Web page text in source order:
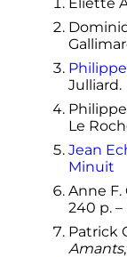
Julliard.
Le
Jean
Minuit
Anne F.
240 p. –
Patrick
Amants